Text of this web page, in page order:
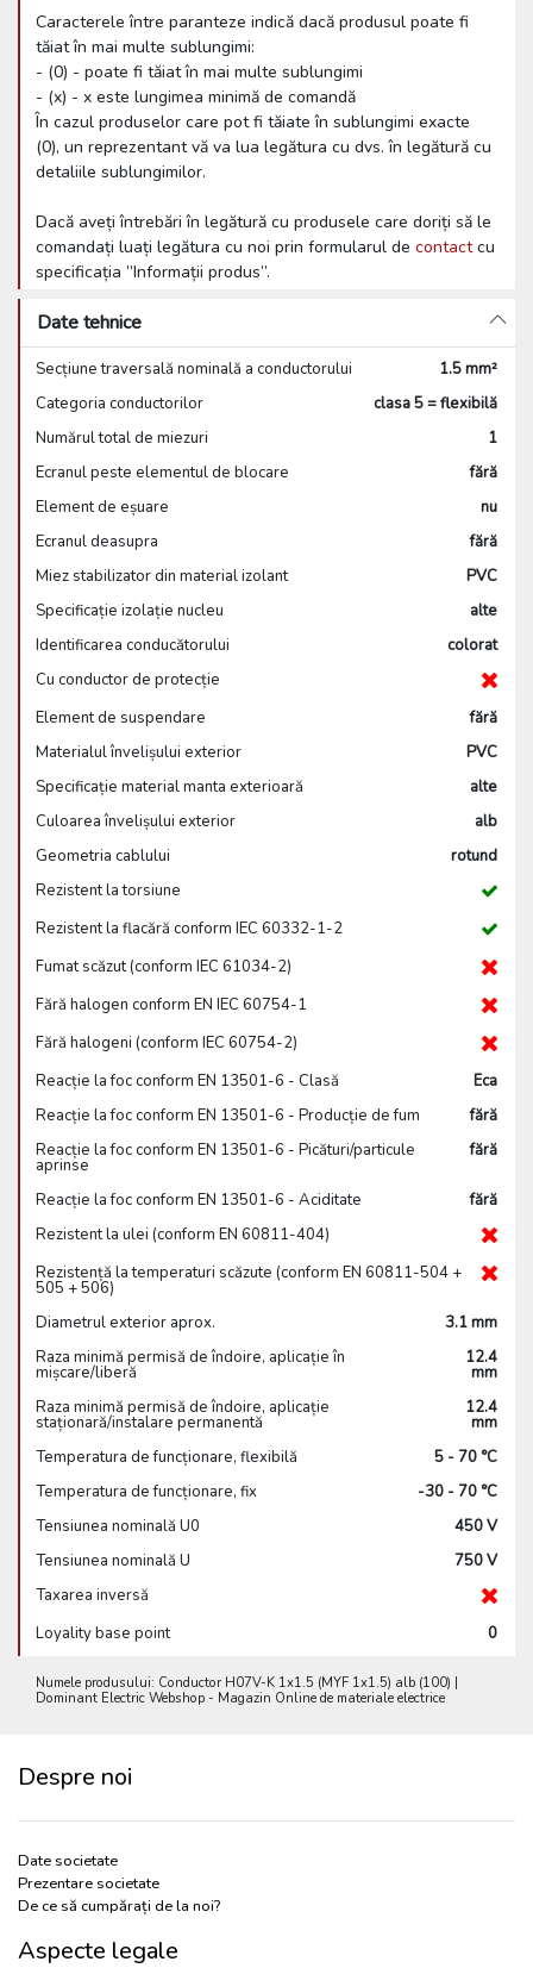
Caracterele între paranteze indică dacă produsul poate fi
tăiat în mai multe sublungimi:
- (0) - poate fi tăiat în mai multe sublungimi
- (x) - x este lungimea minimă de comandă
În cazul produselor care pot fi tăiate în sublungimi exacte
(0), un reprezentant vă va lua legătura cu dvs. în legătură cu
detaliile sublungimilor.
Dacă aveți întrebări în legătură cu produsele care doriți să le
comandați luați legătura cu noi prin formularul de contactcu
specificația ”Informații produs”.
Date tehnice
Secțiune traversală nominală a conductorului
1.5 mm²
Categoria conductorilor
clasa 5 = flexibilă
Numărul total de miezuri
1
Ecranul peste elementul de blocare
fără
Element de eșuare
nu
Ecranul deasupra
fără
Miez stabilizator din material izolant
PVC
Specificație izolație nucleu
alte
Identificarea conducătorului
colorat
Cu conductor de protecție
Element de suspendare
fără
Materialul învelișului exterior
PVC
Specificație material manta exterioară
alte
Culoarea învelișului exterior
alb
Geometria cablului
rotund
Rezistent la torsiune
Rezistent la flacără conform IEC 60332-1-2
Fumat scăzut (conform IEC 61034-2)
Fără halogen conform EN IEC 60754-1
Fără halogeni (conform IEC 60754-2)
Reacție la foc conform EN 13501-6 - Clasă
Eca
Reacție la foc conform EN 13501-6 - Producție de fum
fără
Reacție la foc conform EN 13501-6 - Picături/particule
aprinse
fără
Reacție la foc conform EN 13501-6 - Aciditate
fără
Rezistent la ulei (conform EN 60811-404)
Rezistență la temperaturi scăzute (conform EN 60811-504 +
505 + 506)
Diametrul exterior aprox.
3.1 mm
Raza minimă permisă de îndoire, aplicație în
mișcare/liberă
12.4
mm
Raza minimă permisă de îndoire, aplicație
staționară/instalare permanentă
12.4
mm
Temperatura de funcționare, flexibilă
5 - 70 °C
Temperatura de funcționare, fix
-30 - 70 °C
Tensiunea nominală U0
450 V
Tensiunea nominală U
750 V
Taxarea inversă
Loyality base point
0
Numele produsului: Conductor H07V-K 1x1.5 (MYF 1x1.5) alb (100) |
Dominant Electric Webshop - Magazin Online de materiale electrice
Despre noi
Date societate
Prezentare societate
De ce să cumpărați de la noi?
Aspecte legale